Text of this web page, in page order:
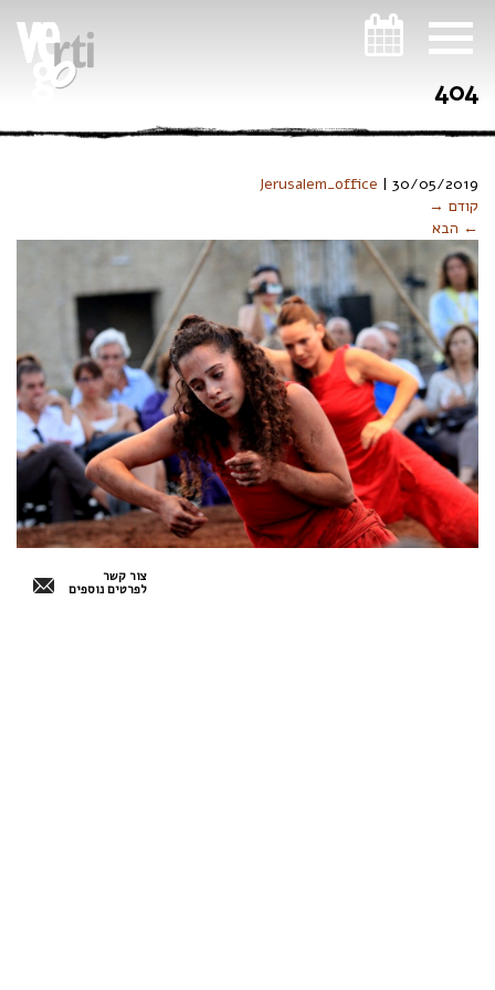
404
Jerusalem_office | 30/05/2019
קודם →
← הבא
צור קשר
לפרטים נוספים